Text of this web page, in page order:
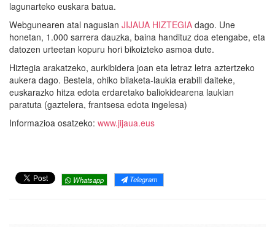
lagunarteko euskara batua.
Webgunearen atal nagusian JIJAUA HIZTEGIA dago. Une
honetan, 1.000 sarrera dauzka, baina handituz doa etengabe, eta
datozen urteetan kopuru hori bikoizteko asmoa dute.
Hiztegia arakatzeko, aurkibidera joan eta letraz letra aztertzeko
aukera dago. Bestela, ohiko bilaketa-laukia erabili daiteke,
euskarazko hitza edota erdaretako baliokidearena laukian
paratuta (gaztelera, frantsesa edota ingelesa)
Informazioa osatzeko: www.jijaua.eus
Whatsapp Telegram